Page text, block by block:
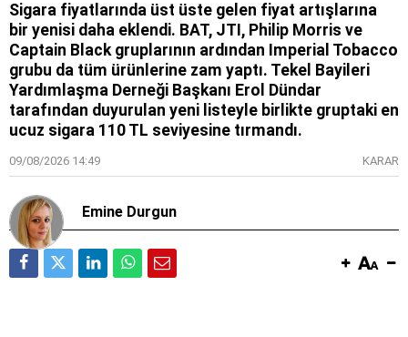
Sigara fiyatlarında üst üste gelen fiyat artışlarına
bir yenisi daha eklendi. BAT, JTI, Philip Morris ve
Captain Black gruplarının ardından Imperial Tobacco
grubu da tüm ürünlerine zam yaptı. Tekel Bayileri
Yardımlaşma Derneği Başkanı Erol Dündar
tarafından duyurulan yeni listeyle birlikte gruptaki en
ucuz sigara 110 TL seviyesine tırmandı.
09/08/2026 14:49 KARAR
Emine Durgun